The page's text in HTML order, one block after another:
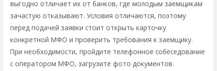
выгодно отличает их от банков, где молодым заемщикам
зачастую отказывают. Условия отличаются, поэтому
перед подачей заявки стоит открыть карточку
конкретной МФО и проверить требования к заемщику.
При необходимости, пройдите телефонное собеседование
с оператором МФО, загрузите фото документов.